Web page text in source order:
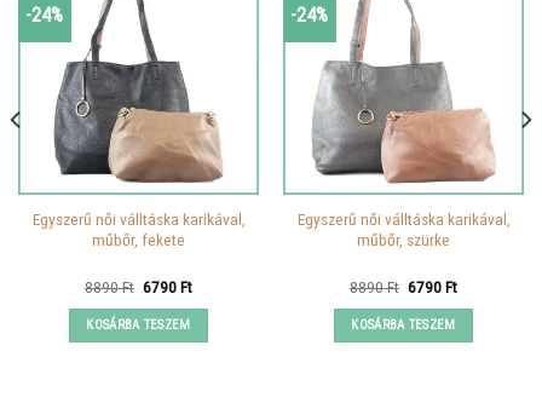
-24%
Egyszerű női válltáska karikával,
műbőr, fekete
8890Ft Original
was:
8890 Ft.
6790FtCurrent
KOSÁRBA TESZEM
-24%
Egyszerű női válltáska karikával,
műbőr, szürke
8890Ft Original
was:
8890 Ft.
6790FtCurrent
KOSÁRBA TESZEM